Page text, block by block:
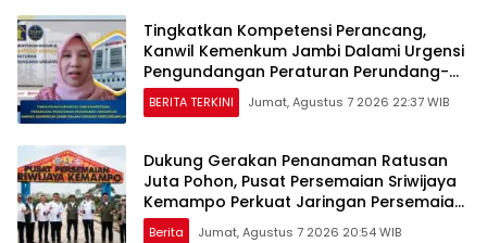
Tingkatkan Kompetensi Perancang,
Kanwil Kemenkum Jambi Dalami Urgensi
Pengundangan Peraturan Perundang-
undangan
BERITA TERKINI Jumat, Agustus 7 2026 22:37 WIB
Dukung Gerakan Penanaman Ratusan
Juta Pohon, Pusat Persemaian Sriwijaya
Kemampo Perkuat Jaringan Persemaian
Nasional*
Berita Jumat, Agustus 7 2026 20:54 WIB